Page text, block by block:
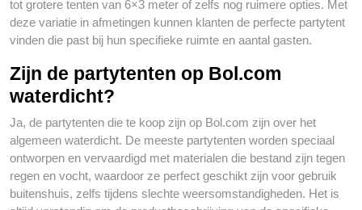
tot grotere tenten van 6×3 meter of zelfs nog ruimere opties. Met
deze variatie in afmetingen kunnen klanten de perfecte partytent
vinden die past bij hun specifieke ruimte en aantal gasten.
Zijn de partytenten op Bol.com
waterdicht?
Ja, de partytenten die te koop zijn op Bol.com zijn over het
algemeen waterdicht. De meeste partytenten worden speciaal
ontworpen en vervaardigd met materialen die bestand zijn tegen
regen en vocht, waardoor ze perfect geschikt zijn voor gebruik
buitenshuis, zelfs tijdens slechte weersomstandigheden. Het is